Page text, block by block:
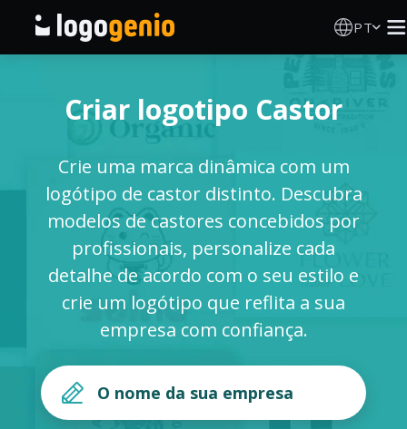
PT
Gerador de logótipos IA
Ideias de logótipos
Produtos impressos
Sobre
INICIAR SESSÃO
Criar logotipo Castor
Crie uma marca dinâmica com um
logótipo de castor distinto. Descubra
modelos de castores concebidos por
profissionais, personalize cada
detalhe de acordo com o seu estilo e
crie um logótipo que reflita a sua
empresa com confiança.